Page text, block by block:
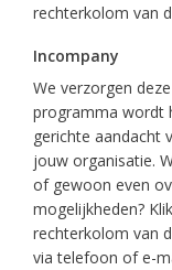
rechterkolom van
Incompany
We verzorgen
programma wordt
gerichte aandacht
jouw organisatie.
of gewoon even
mogelijkheden?
rechterkolom van
via telefoon of e-